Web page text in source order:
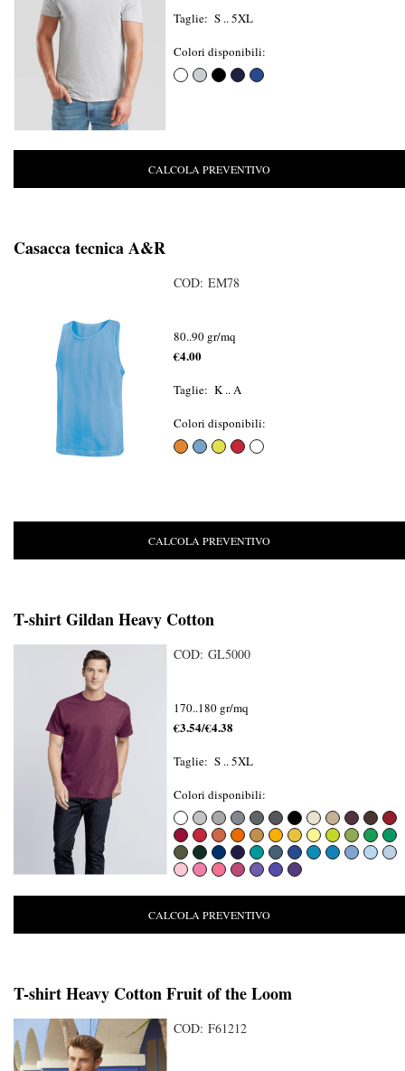
Taglie: S .. 5XL
Colori disponibili:
CALCOLA PREVENTIVO
Casacca tecnica A&R
COD: EM78
80..90 gr/mq
€4.00
Taglie: K .. A
Colori disponibili:
CALCOLA PREVENTIVO
T-shirt Gildan Heavy Cotton
COD: GL5000
170..180 gr/mq
€3.54/€4.38
Taglie: S .. 5XL
Colori disponibili:
CALCOLA PREVENTIVO
T-shirt Heavy Cotton Fruit of the Loom
COD: F61212